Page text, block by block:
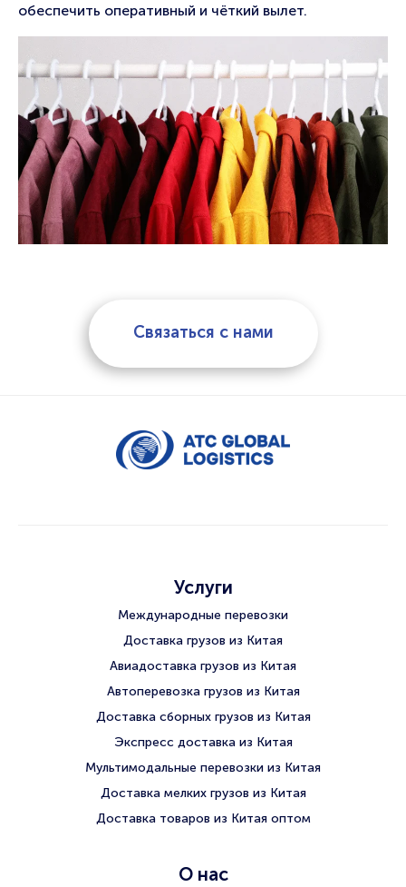
обеспечить оперативный и чёткий вылет.
Связаться с нами
Услуги
Международные перевозки
Доставка грузов из Китая
Авиадоставка грузов из Китая
Автоперевозка грузов из Китая
Доставка сборных грузов из Китая
Экспресс доставка из Китая
Мультимодальные перевозки из Китая
Доставка мелких грузов из Китая
Доставка товаров из Китая оптом
О нас